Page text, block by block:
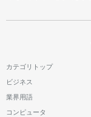
カテゴリトップ
ビジネス
業界用語
コンピュータ